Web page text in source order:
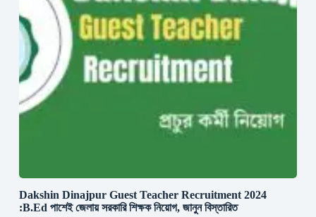
Dakshin Dinajpur Guest Teacher Recruitment 2024
:B.Ed পাশেই জেলায় সরকারি শিক্ষক নিয়োগ, জানুন বিস্তারিত